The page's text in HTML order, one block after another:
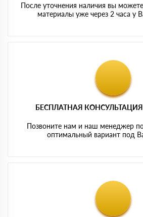
После уточнения наличия вы
материалы уже через 2 часа у
БЕСПЛАТНАЯ
Позвоните нам и наш менеджер
оптимальный вариант под